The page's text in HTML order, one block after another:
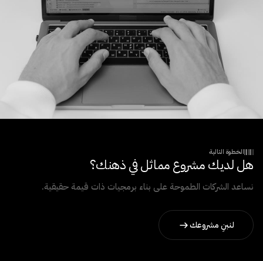
الخطوة التالية
هل لديك مشروع مماثل في ذهنك؟
نساعد الشركات الطموحة على بناء برمجيات ذات قيمة حقيقية.
لنبنِ مشروعك